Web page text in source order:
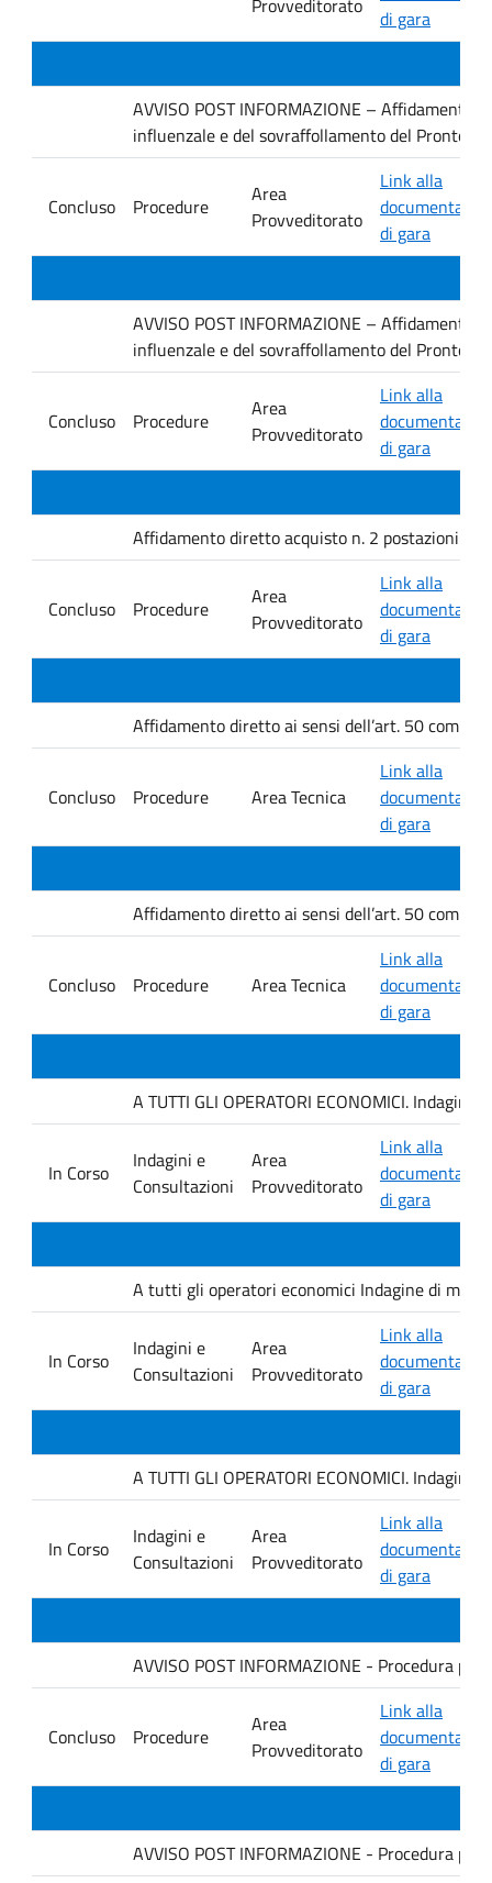
di gara
AVVISO POST INFORMAZIONE – Affidamento
influenzale e del sovraffollamento del Pronto
Concluso Procedure
Area
Provveditorato
Link alla
di gara
AVVISO POST INFORMAZIONE – Affidamento
influenzale e del sovraffollamento del Pronto
Concluso Procedure
Area
Provveditorato
Link alla
di gara
Affidamento diretto acquisto n. 2 postazioni
Concluso Procedure
Area
Provveditorato
Link alla
di gara
Affidamento diretto ai sensi dell’art. 50
Concluso Procedure Area Tecnica
Link alla
di gara
Affidamento diretto ai sensi dell’art. 50
Concluso Procedure Area Tecnica
Link alla
di gara
A TUTTI GLI OPERATORI ECONOMICI.
In Corso
Indagini e
Consultazioni
Area
Provveditorato
Link alla
di gara
A tutti gli operatori economici Indagine di
In Corso
Indagini e
Consultazioni
Area
Provveditorato
Link alla
di gara
A TUTTI GLI OPERATORI ECONOMICI.
In Corso
Indagini e
Consultazioni
Area
Provveditorato
Link alla
di gara
AVVISO POST INFORMAZIONE - Procedura
Concluso Procedure
Area
Provveditorato
Link alla
di gara
AVVISO POST INFORMAZIONE - Procedura